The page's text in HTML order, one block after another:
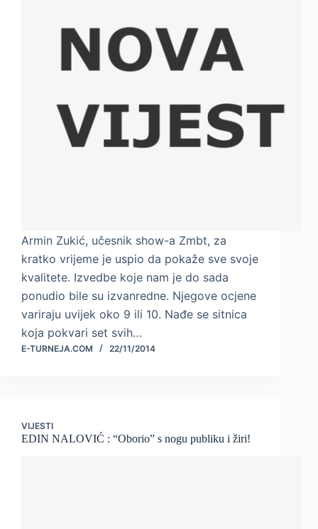
Armin Zukić, učesnik show-a Zmbt, za
kratko vrijeme je uspio da pokaže sve svoje
kvalitete. Izvedbe koje nam je do sada
ponudio bile su izvanredne. Njegove ocjene
variraju uvijek oko 9 ili 10. Nađe se sitnica
koja pokvari set svih…
E-TURNEJA.COM 22/11/2014
VIJESTI
EDIN NALOVIĆ : “Oborio” s nogu publiku i žiri!